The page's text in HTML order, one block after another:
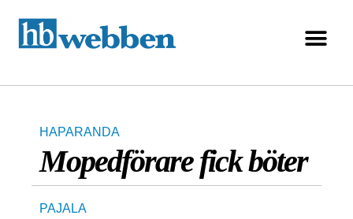
HAPARANDA
Mopedförare fick böter
PAJALA